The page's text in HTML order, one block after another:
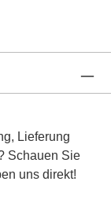
Lieferung
Schauen Sie
uns direkt!